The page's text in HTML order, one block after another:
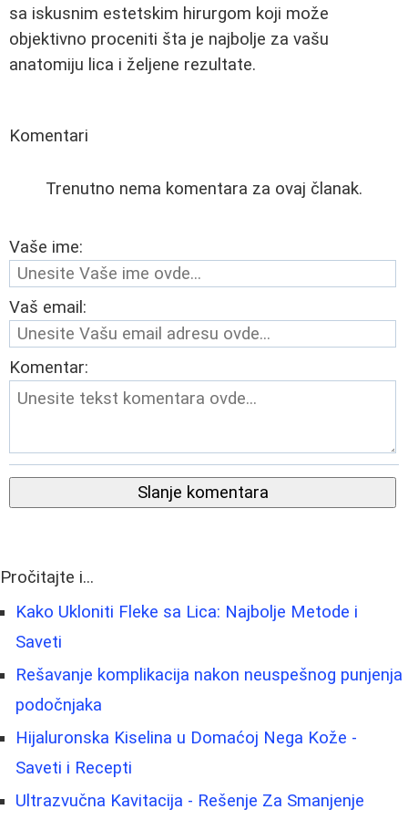
sa iskusnim estetskim hirurgom koji može
objektivno proceniti šta je najbolje za vašu
anatomiju lica i željene rezultate.
Komentari
Trenutno nema komentara za ovaj članak.
Vaše ime:
Vaš email:
Komentar:
Slanje komentara
Pročitajte i...
Kako Ukloniti Fleke sa Lica: Najbolje Metode i
Saveti
Rešavanje komplikacija nakon neuspešnog punjenja
podočnjaka
Hijaluronska Kiselina u Domaćoj Nega Kože -
Saveti i Recepti
Ultrazvučna Kavitacija - Rešenje Za Smanjenje